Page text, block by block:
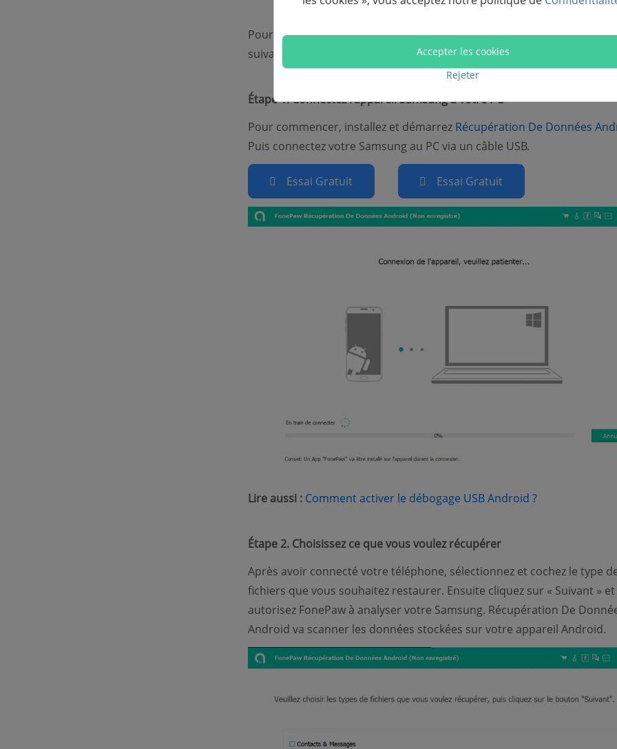
Pour répondre à votre besoin urgent, veuillez suivre attentivement les
suivantes :
Étape 1. Connectez l'appareil Samsung à votre PC
Pour commencer, installez et démarrez Récupération De Données
Puis connectez votre Samsung au PC via un câble USB.
Essai Gratuit Essai Gratuit
Lire aussi : Comment activer le débogage USB Android ?(opens new
Étape 2. Choisissez ce que vous voulez récupérer
Après avoir connecté votre téléphone, sélectionnez et cochez le type
fichiers que vous souhaitez restaurer. Ensuite cliquez sur « Suivant » et
autorisez FonePaw à analyser votre Samsung. Récupération De
Android va scanner les données stockées sur votre appareil Android.
Accepter les cookies
Rejeter